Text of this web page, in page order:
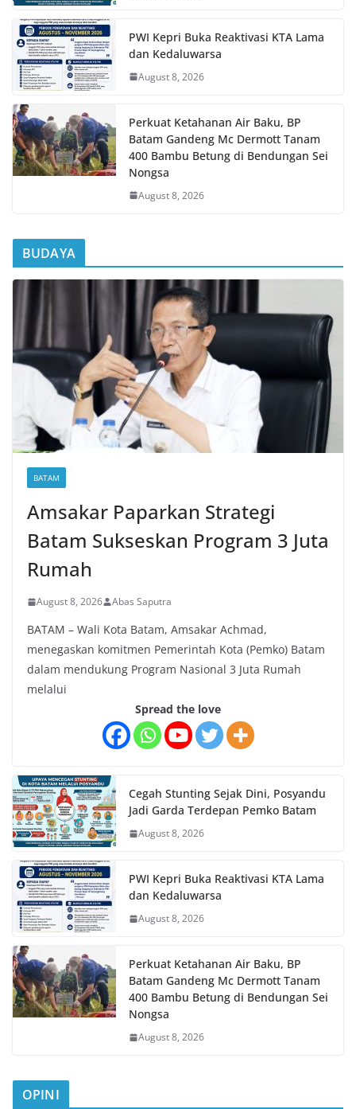
PWI Kepri Buka Reaktivasi KTA Lama
dan Kedaluwarsa
August 8, 2026
Perkuat Ketahanan Air Baku, BP
Batam Gandeng Mc Dermott Tanam
400 Bambu Betung di Bendungan Sei
Nongsa
August 8, 2026
BUDAYA
BATAM
Amsakar Paparkan Strategi
Batam Sukseskan Program 3 Juta
Rumah
August 8, 2026 Abas Saputra
BATAM – Wali Kota Batam, Amsakar Achmad,
menegaskan komitmen Pemerintah Kota (Pemko) Batam
dalam mendukung Program Nasional 3 Juta Rumah
melalui
Spread the love
Cegah Stunting Sejak Dini, Posyandu
Jadi Garda Terdepan Pemko Batam
August 8, 2026
PWI Kepri Buka Reaktivasi KTA Lama
dan Kedaluwarsa
August 8, 2026
Perkuat Ketahanan Air Baku, BP
Batam Gandeng Mc Dermott Tanam
400 Bambu Betung di Bendungan Sei
Nongsa
August 8, 2026
OPINI